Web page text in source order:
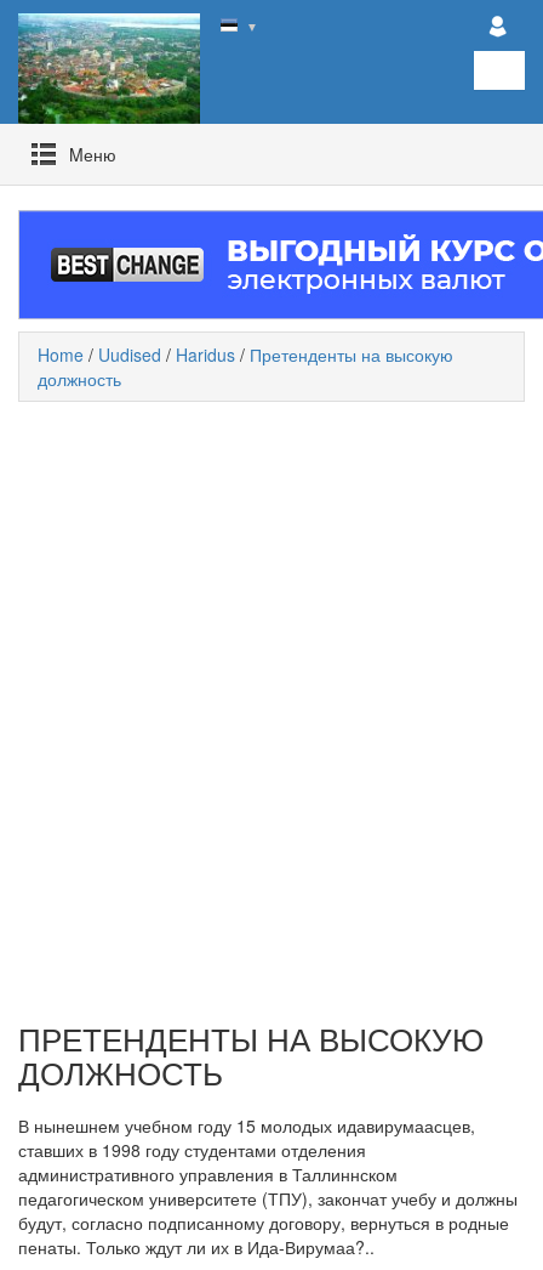
▼
Mеню
Home / Uudised / Haridus / Претенденты на высокую
должность
ПРЕТЕНДЕНТЫ НА ВЫСОКУЮ
ДОЛЖНОСТЬ
В нынешнем учебном году 15 молодых идавирумаасцев,
ставших в 1998 году студентами отделения
административного управления в Таллиннском
педагогическом университете (ТПУ), закончат учебу и должны
будут, согласно подписанному договору, вернуться в родные
пенаты. Только ждут ли их в Ида-Вирумаа?..